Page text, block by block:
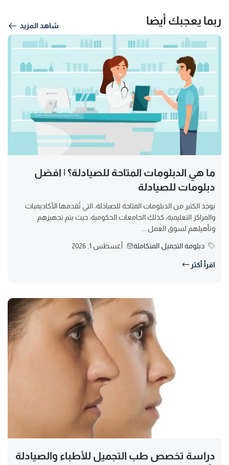
ربما يعجبك أيضا شاهد المزيد
ما هي الدبلومات المتاحة للصيادلة؟ | افضل
دبلومات للصيادلة
يوجد الكثير من الدبلومات المتاحة للصيادلة، التي تُقدمها الأكاديميات
والمراكز التعليمية، كذلك الجامعات الحكومية، حيث يتم تجهيزهم
وتأهيلهم لسوق العمل....
دبلومة التجميل المتكاملة أغسطس 1, 2026
اقرأ أكثر
دراسة تخصص طب التجميل للأطباء والصيادلة